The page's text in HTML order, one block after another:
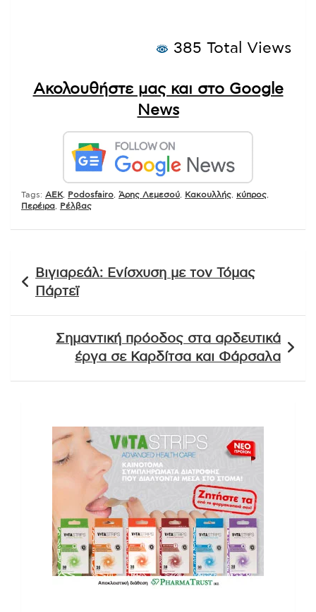
385 Total Views
Ακολουθήστε μας και στο Google
News
Tags: AEK, Podosfairo Άρης Λεμεσού Κακουλλής κύπρος
Περέιρα
Ρέλβας
άρθρων
Βιγιαρεάλ: Ενίσχυση με τον Τόμας
Πάρτεϊ
Σημαντική πρόοδος στα αρδευτικά
έργα σε Καρδίτσα και Φάρσαλα